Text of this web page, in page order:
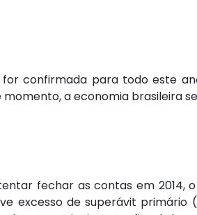
for confirmada para todo este
momento, a economia brasileira
fechar as contas em 2014,
excesso de superávit